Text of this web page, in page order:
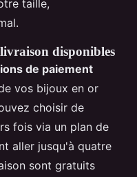
taille,
disponibles
de paiement
vos bijoux en or
choisir de
fois via un plan de
aller jusqu'à quatre
sont gratuits